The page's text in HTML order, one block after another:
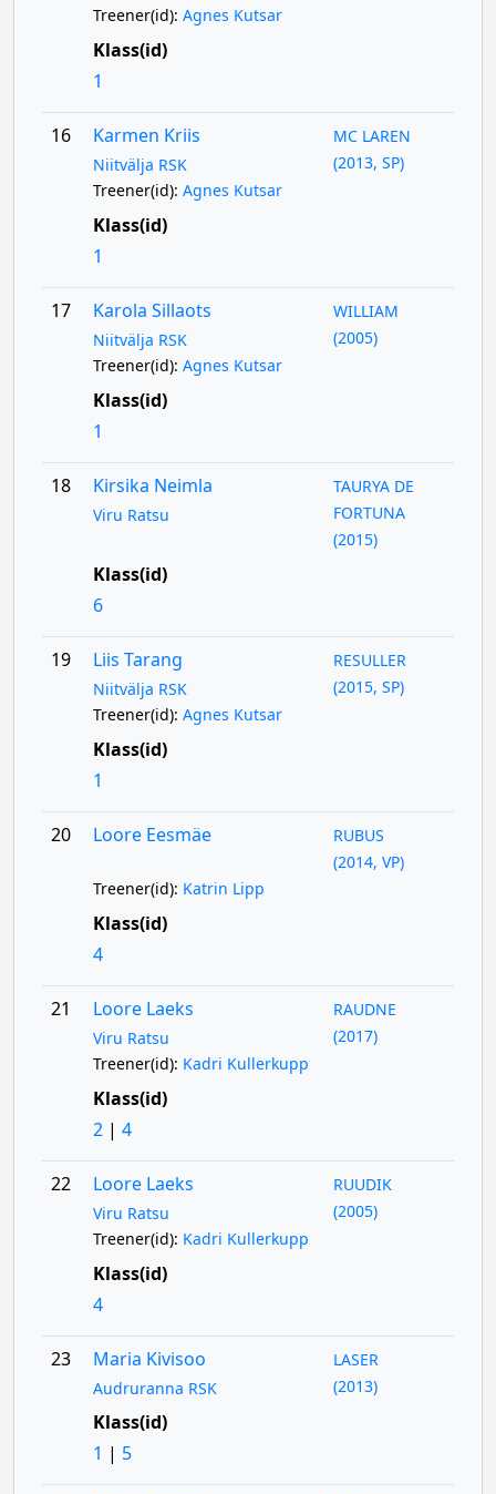
Treener(id): Agnes Kutsar
Klass(id)
1
16 Karmen Kriis
Niitvälja RSK
MC LAREN
(2013, SP)
Treener(id): Agnes Kutsar
Klass(id)
1
17 Karola Sillaots
Niitvälja RSK
WILLIAM
(2005)
Treener(id): Agnes Kutsar
Klass(id)
1
18 Kirsika Neimla
Viru Ratsu
TAURYA DE
FORTUNA
(2015)
Klass(id)
6
19 Liis Tarang
Niitvälja RSK
RESULLER
(2015, SP)
Treener(id): Agnes Kutsar
Klass(id)
1
20 Loore Eesmäe
RUBUS
(2014, VP)
Treener(id): Katrin Lipp
Klass(id)
4
21 Loore Laeks
Viru Ratsu
RAUDNE
(2017)
Treener(id): Kadri Kullerkupp
Klass(id)
2| 4
22 Loore Laeks
Viru Ratsu
RUUDIK
(2005)
Treener(id): Kadri Kullerkupp
Klass(id)
4
23 Maria Kivisoo
Audruranna RSK
LASER
(2013)
Klass(id)
1 | 5